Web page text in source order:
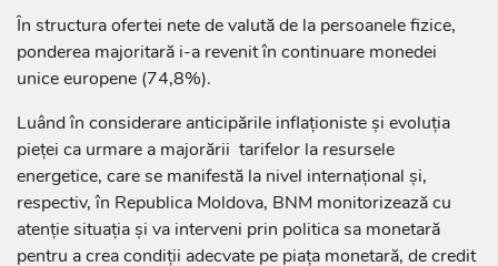
În structura ofertei nete de valută de la persoanele fizice,
ponderea majoritară i-a revenit în continuare monedei
unice europene (74,8%).
Luând în considerare anticipările inflaționiste și evoluția
pieței ca urmare a majorării tarifelor la resursele
energetice, care se manifestă la nivel internațional și,
respectiv, în Republica Moldova, BNM monitorizează cu
atenție situația și va interveni prin politica sa monetară
pentru a crea condiții adecvate pe piața monetară, de credit